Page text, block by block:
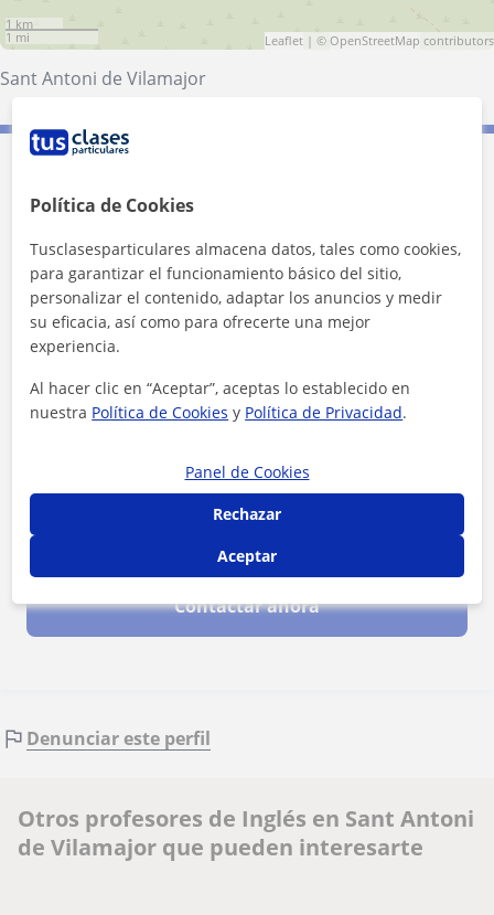
1 km
1 mi
Leaflet | © OpenStreetMap contributors
Sant Antoni de Vilamajor
Al hacer clic, aceptas nuestro
Contactar ahora
Denunciar este perfil
Otros profesores de Inglés en Sant Antoni
de Vilamajor que pueden interesarte
Política de Cookies
Tusclasesparticulares almacena datos, tales como cookies,
para garantizar el funcionamiento básico del sitio,
personalizar el contenido, adaptar los anuncios y medir
su eficacia, así como para ofrecerte una mejor
experiencia.
Al hacer clic en “Aceptar”, aceptas lo establecido en
nuestra Política de Cookies y Política de Privacidad.
Panel de Cookies
Rechazar
Aceptar